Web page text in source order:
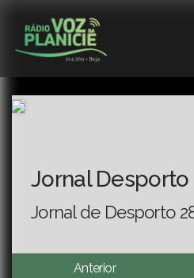
Jornal Desporto
Jornal de Desporto
Anterior